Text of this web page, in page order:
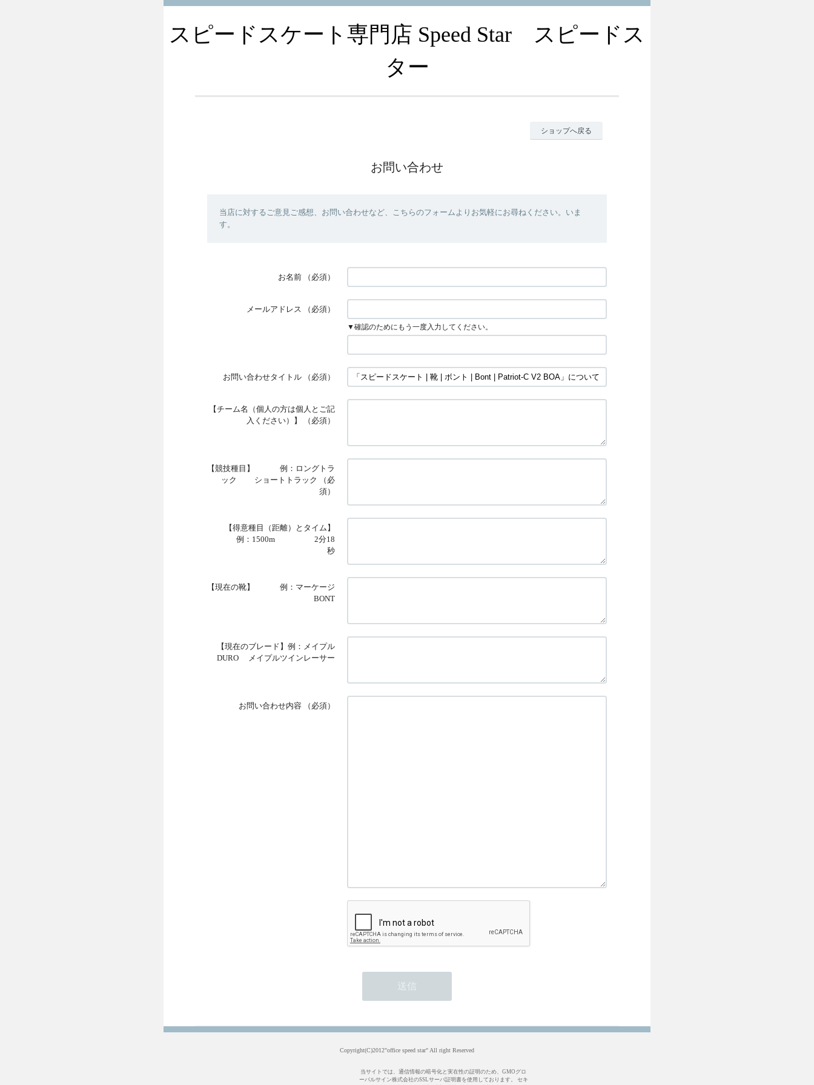
スピードスケート専門店 Speed Star スピードス
ター
ショップへ戻る
お問い合わせ
当店に対するご意見ご感想、お問い合わせなど、こちらのフォームよりお気軽にお尋ねください。いま
す。
お名前 （必須）
メールアドレス （必須）
▼確認のためにもう一度入力してください。
お問い合わせタイトル （必須）
【チーム名（個人の方は個人とご記
入ください）】
（必須）
【競技種目】 例：ロングトラ
ック ショートトラック
（必
須）
【得意種目（距離）とタイム】
例：1500m 2分18
秒
【現在の靴】 例：マーケージ
BONT
【現在のブレード】例：メイプル
DURO メイプルツインレーサー
お問い合わせ内容 （必須）
Copyright(C)2012"office speed star" All right Reserved
当サイトでは、通信情報の暗号化と実在性の証明のため、GMOグロ
ーバルサイン株式会社のSSLサーバ証明書を使用しております。 セキ